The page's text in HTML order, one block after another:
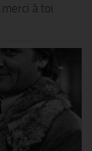
à toi